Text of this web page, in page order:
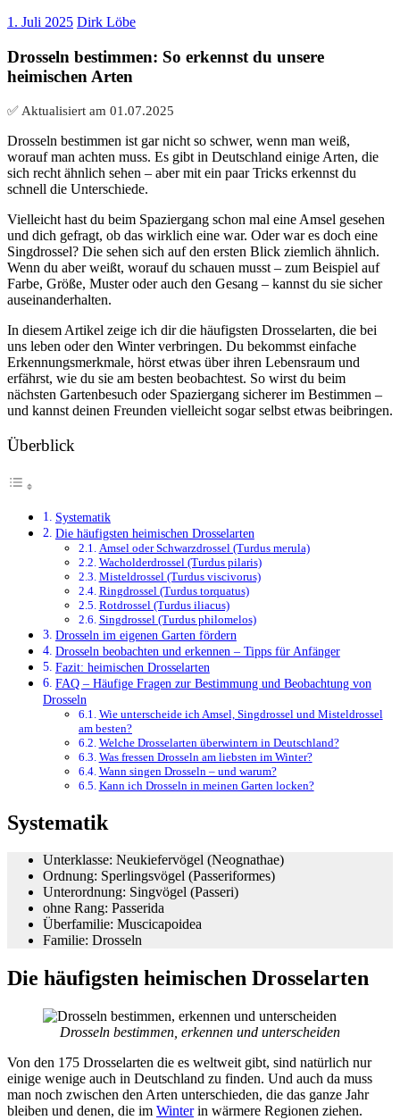
1. Juli 2025 Dirk Löbe
Drosseln bestimmen: So erkennst du unsere
heimischen Arten
✅ Aktualisiert am 01.07.2025
Drosseln bestimmen ist gar nicht so schwer, wenn man weiß,
worauf man achten muss. Es gibt in Deutschland einige Arten, die
sich recht ähnlich sehen – aber mit ein paar Tricks erkennst du
schnell die Unterschiede.
Vielleicht hast du beim Spaziergang schon mal eine Amsel gesehen
und dich gefragt, ob das wirklich eine war. Oder war es doch eine
Singdrossel? Die sehen sich auf den ersten Blick ziemlich ähnlich.
Wenn du aber weißt, worauf du schauen musst – zum Beispiel auf
Farbe, Größe, Muster oder auch den Gesang – kannst du sie sicher
auseinanderhalten.
In diesem Artikel zeige ich dir die häufigsten Drosselarten, die bei
uns leben oder den Winter verbringen. Du bekommst einfache
Erkennungsmerkmale, hörst etwas über ihren Lebensraum und
erfährst, wie du sie am besten beobachtest. So wirst du beim
nächsten Gartenbesuch oder Spaziergang sicherer im Bestimmen –
und kannst deinen Freunden vielleicht sogar selbst etwas beibringen.
Überblick
Systematik
Die häufigsten heimischen Drosselarten
Amsel oder Schwarzdrossel (Turdus merula)
Wacholderdrossel (Turdus pilaris)
Misteldrossel (Turdus viscivorus)
Ringdrossel (Turdus torquatus)
Rotdrossel (Turdus iliacus)
Singdrossel (Turdus philomelos)
Drosseln im eigenen Garten fördern
Drosseln beobachten und erkennen – Tipps für Anfänger
Fazit: heimischen Drosselarten
FAQ – Häufige Fragen zur Bestimmung und Beobachtung von
Drosseln
Wie unterscheide ich Amsel, Singdrossel und Misteldrossel
am besten?
Welche Drosselarten überwintern in Deutschland?
Was fressen Drosseln am liebsten im Winter?
Wann singen Drosseln – und warum?
Kann ich Drosseln in meinen Garten locken?
Systematik
Unterklasse: Neukiefervögel (Neognathae)
Ordnung: Sperlingsvögel (Passeriformes)
Unterordnung: Singvögel (Passeri)
ohne Rang: Passerida
Überfamilie: Muscicapoidea
Familie: Drosseln
Die häufigsten heimischen Drosselarten
Drosseln bestimmen, erkennen und unterscheiden
Von den 175 Drosselarten die es weltweit gibt, sind natürlich nur
einige wenige auch in Deutschland zu finden. Und auch da muss
man noch zwischen den Arten unterschieden, die das ganze Jahr
bleiben und denen, die im Winterin wärmere Regionen ziehen.